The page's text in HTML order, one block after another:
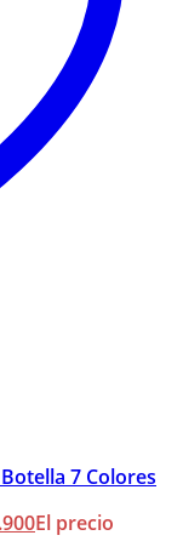
7 Colores
El precio